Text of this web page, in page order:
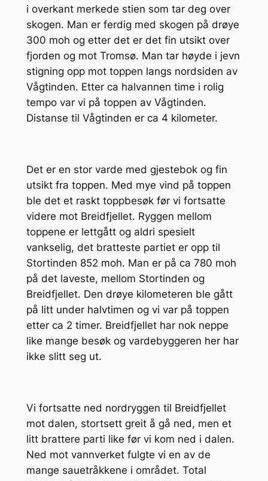
i overkant merkede stien som tar deg over
skogen. Man er ferdig med skogen på drøye
300 moh og etter det er det fin utsikt over
fjorden og mot Tromsø. Man tar høyde i jevn
stigning opp mot toppen langs nordsiden av
Vågtinden. Etter ca halvannen time i rolig
tempo var vi på toppen av Vågtinden.
Distanse til Vågtinden er ca 4 kilometer.
Det er en stor varde med gjestebok og fin
utsikt fra toppen. Med mye vind på toppen
ble det et raskt toppbesøk før vi fortsatte
videre mot Breidfjellet. Ryggen mellom
toppene er lettgått og aldri spesielt
vankselig, det bratteste partiet er opp til
Stortinden 852 moh. Man er på ca 780 moh
på det laveste, mellom Stortinden og
Breidfjellet. Den drøye kilometeren ble gått
på litt under halvtimen og vi var på toppen
etter ca 2 timer. Breidfjellet har nok neppe
like mange besøk og vardebyggeren her har
ikke slitt seg ut.
Vi fortsatte ned nordryggen til Breidfjellet
mot dalen, stortsett greit å gå ned, men et
litt brattere parti like før vi kom ned i dalen.
Ned mot vannverket fulgte vi en av de
mange sauetråkkene i området. Total